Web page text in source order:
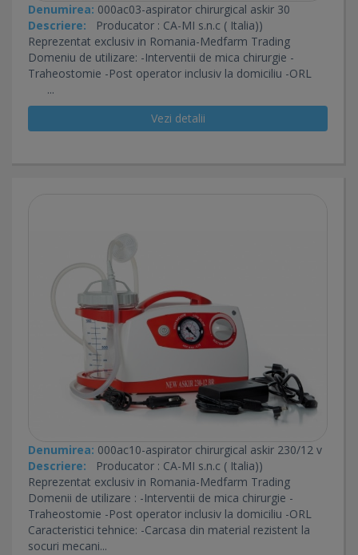
Denumirea: 000ac03-aspirator chirurgical askir 30
Descriere: Producator : CA-MI s.n.c ( Italia))
Reprezentat exclusiv in Romania-Medfarm Trading
Domeniu de utilizare: -Interventii de mica chirurgie -
Traheostomie -Post operator inclusiv la domiciliu -ORL
...
Vezi detalii
Denumirea: 000ac10-aspirator chirurgical askir 230/12 v
Descriere: Producator : CA-MI s.n.c ( Italia))
Reprezentat exclusiv in Romania-Medfarm Trading
Domenii de utilizare : -Interventii de mica chirurgie -
Traheostomie -Post operator inclusiv la domiciliu -ORL
Caracteristici tehnice: -Carcasa din material rezistent la
socuri mecani...